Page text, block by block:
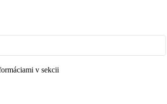
v sekcii